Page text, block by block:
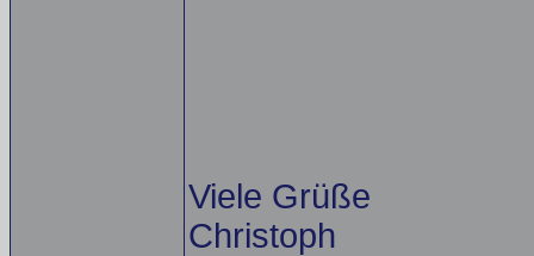
Viele Grüße
Christoph